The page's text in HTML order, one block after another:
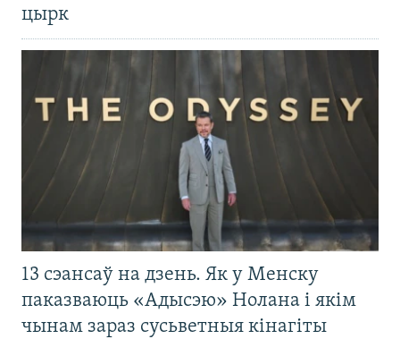
цырк
13 сэансаў на дзень. Як у Менску
паказваюць «Адысэю» Нолана і якім
чынам зараз сусьветныя кінагіты